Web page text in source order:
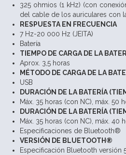
325 ohmios (1 kHz) (con
del cable de los auriculares con
RESPUESTA EN FRECUENCIA
7 Hz-20 000 Hz (JEITA)
Batería
TIEMPO DE CARGA DE LA
Aprox. 3,5 horas
MÉTODO DE CARGA DE LA
USB
DURACIÓN DE LA BATERÍA
Máx. 35 horas (con NC), máx. 50
DURACIÓN DE LA BATERÍA
Máx. 35 horas (con NC), máx. 40
Especificaciones de Bluetooth®
VERSIÓN DE BLUETOOTH®
Especificación Bluetooth versión